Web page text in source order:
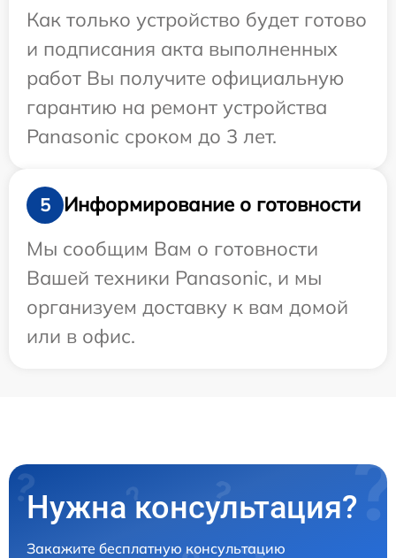
Как только устройство будет готово
и подписания акта выполненных
работ Вы получите официальную
гарантию на ремонт устройства
Panasonic сроком до 3 лет.
5
Информирование о готовности
Мы сообщим Вам о готовности
Вашей техники Panasonic, и мы
организуем доставку к вам домой
или в офис.
Нужна консультация?
Закажите бесплатную консультацию